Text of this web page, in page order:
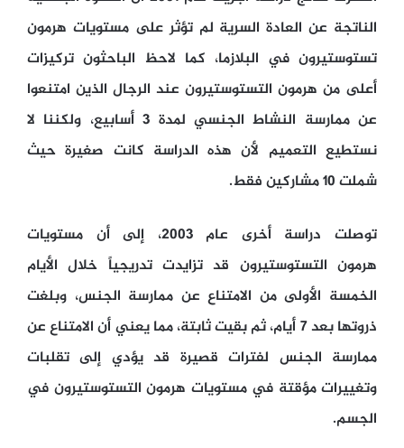
الناتجة عن العادة السرية لم تؤثر على مستويات هرمون
تستوستيرون في البلازما، كما لاحظ الباحثون تركيزات
أعلى من هرمون التستوستيرون عند الرجال الذين امتنعوا
عن ممارسة النشاط الجنسي لمدة 3 أسابيع، ولكننا لا
نستطيع التعميم لأن هذه الدراسة كانت صغيرة حيث
شملت 10 مشاركين فقط.
توصلت دراسة أخرى عام 2003، إلى أن مستويات
هرمون التستوستيرون قد تزايدت تدريجياً خلال الأيام
الخمسة الأولى من الامتناع عن ممارسة الجنس، وبلغت
ذروتها بعد 7 أيام، ثم بقيت ثابتة، مما يعني أن الامتناع عن
ممارسة الجنس لفترات قصيرة قد يؤدي إلى تقلبات
وتغييرات مؤقتة في مستويات هرمون التستوستيرون في
الجسم.